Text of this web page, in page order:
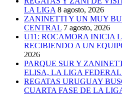
LA LIGA 8 agosto, 2026
ZANINETTI Y UN MUY
CENTRAL 7 agosto, 2026
U11: ROCAMORA INICIA
RECIBIENDO A UN
2026
PARQUE SUR Y
ELISA, LA LIGA FEDERAL
REGATAS URUGUAY
CUARTA FASE DE LA